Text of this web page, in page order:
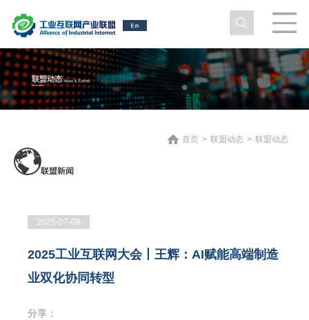
首页 > 联盟动态 > 联盟动态
2025-07-08
2025工业互联网大会丨王辉：AI赋能高端制造
业双化协同转型
分享：